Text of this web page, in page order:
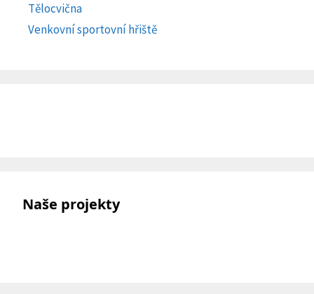
Tělocvična
Venkovní sportovní hřiště
Naše projekty